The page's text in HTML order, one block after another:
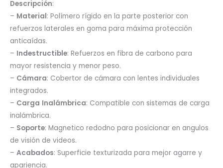
Descripción:
– Material: Polímero rígido en la parte posterior con
refuerzos laterales en goma para máxima protección
anticaídas.
– Indestructible: Refuerzos en fibra de carbono para
mayor resistencia y menor peso.
– Cámara: Cobertor de cámara con lentes individuales
integrados.
– Carga Inalámbrica: Compatible con sistemas de carga
inalámbrica.
– Soporte: Magnetico redodno para posicionar en angulos
de visión de videos.
– Acabados: Superficie texturizada para mejor agarre y
apariencia.